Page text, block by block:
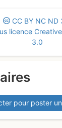
CC BY NC ND
licence
3.0
pour poster